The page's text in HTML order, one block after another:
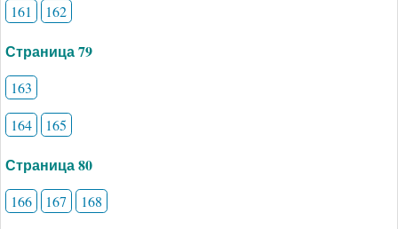
161 162
Страница 79
163
164
165
Страница 80
166 167 168